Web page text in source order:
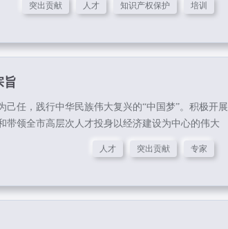
，参与政府决策咨询活动。8、发挥上海人才优
突出贡献 人才 知识产权保护 培训
旨
己任，践行中华民族伟大复兴的“中国梦”。积极开展
带领全市高层次人才投身以经济建设为中心的伟大
积极支持和参与具有全球影响力的科技创新中心的
建设、社会建设和生态文明建设。密切联系，增进
人才 突出贡献 专家